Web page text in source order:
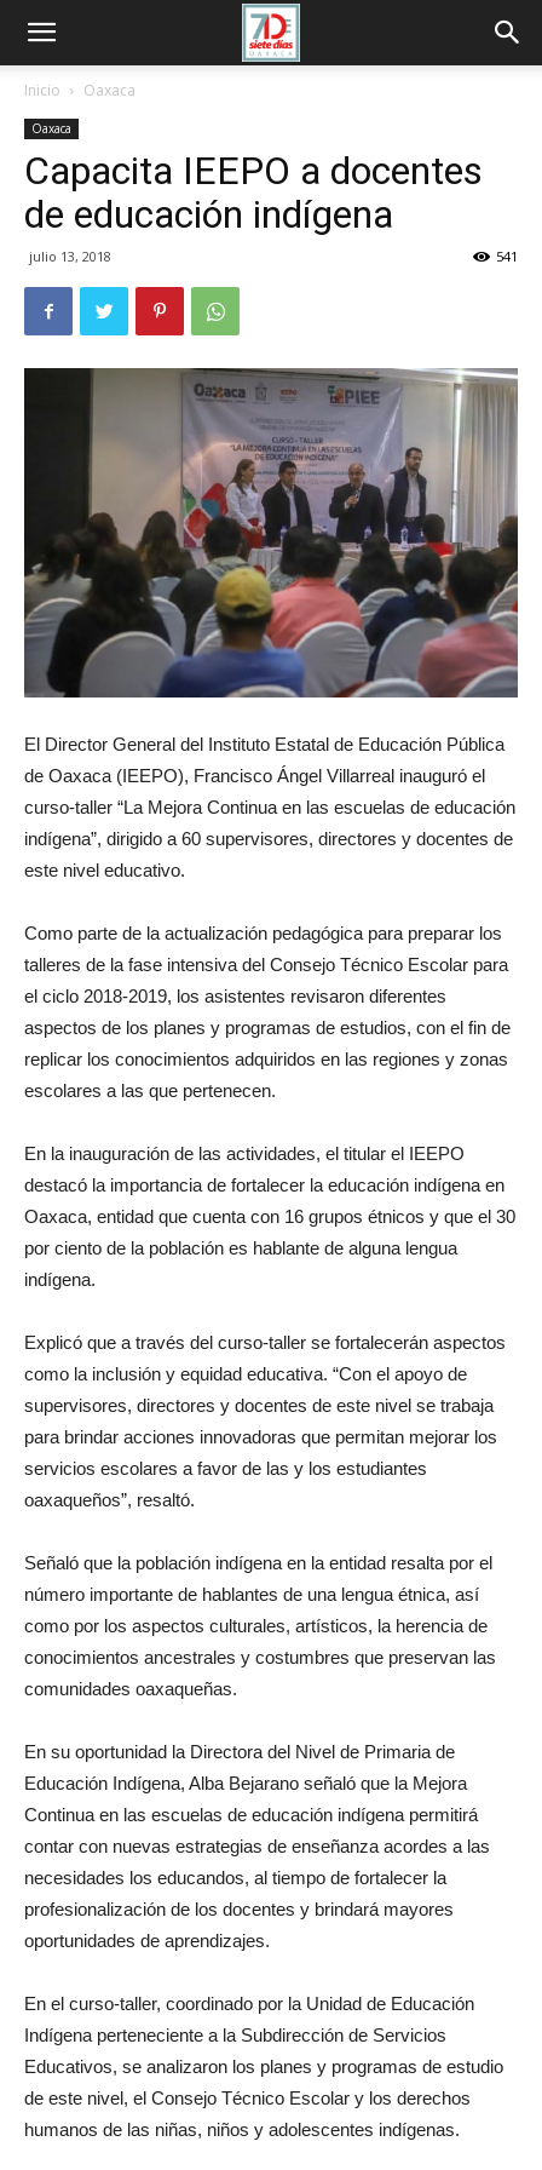
Inicio Oaxaca
Oaxaca
Capacita IEEPO a docentes
de educación indígena
julio 13, 2018 541
El Director General del Instituto Estatal de Educación Pública
de Oaxaca (IEEPO), Francisco Ángel Villarreal inauguró el
curso-taller “La Mejora Continua en las escuelas de educación
indígena”, dirigido a 60 supervisores, directores y docentes de
este nivel educativo.
Como parte de la actualización pedagógica para preparar los
talleres de la fase intensiva del Consejo Técnico Escolar para
el ciclo 2018-2019, los asistentes revisaron diferentes
aspectos de los planes y programas de estudios, con el fin de
replicar los conocimientos adquiridos en las regiones y zonas
escolares a las que pertenecen.
En la inauguración de las actividades, el titular el IEEPO
destacó la importancia de fortalecer la educación indígena en
Oaxaca, entidad que cuenta con 16 grupos étnicos y que el 30
por ciento de la población es hablante de alguna lengua
indígena.
Explicó que a través del curso-taller se fortalecerán aspectos
como la inclusión y equidad educativa. “Con el apoyo de
supervisores, directores y docentes de este nivel se trabaja
para brindar acciones innovadoras que permitan mejorar los
servicios escolares a favor de las y los estudiantes
oaxaqueños”, resaltó.
Señaló que la población indígena en la entidad resalta por el
número importante de hablantes de una lengua étnica, así
como por los aspectos culturales, artísticos, la herencia de
conocimientos ancestrales y costumbres que preservan las
comunidades oaxaqueñas.
En su oportunidad la Directora del Nivel de Primaria de
Educación Indígena, Alba Bejarano señaló que la Mejora
Continua en las escuelas de educación indígena permitirá
contar con nuevas estrategias de enseñanza acordes a las
necesidades los educandos, al tiempo de fortalecer la
profesionalización de los docentes y brindará mayores
oportunidades de aprendizajes.
En el curso-taller, coordinado por la Unidad de Educación
Indígena perteneciente a la Subdirección de Servicios
Educativos, se analizaron los planes y programas de estudio
de este nivel, el Consejo Técnico Escolar y los derechos
humanos de las niñas, niños y adolescentes indígenas.